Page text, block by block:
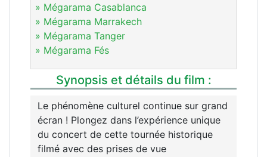
» Mégarama Casablanca
» Mégarama Marrakech
» Mégarama Tanger
» Mégarama Fés
Synopsis et détails du film :
Le phénomène culturel continue sur grand
écran ! Plongez dans l’expérience unique
du concert de cette tournée historique
filmé avec des prises de vue